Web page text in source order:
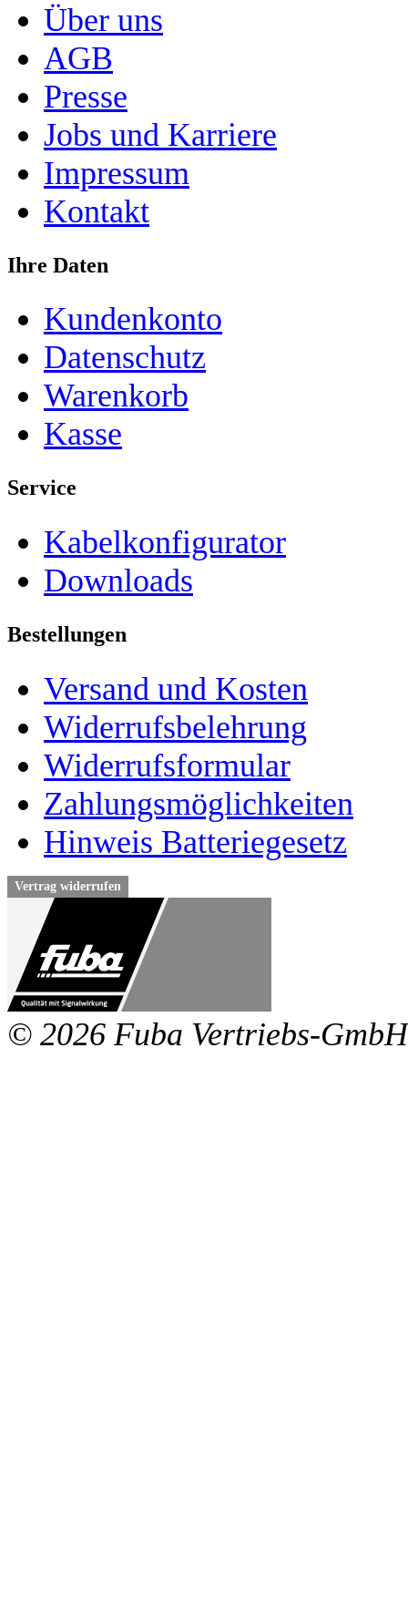
Über uns
AGB
Presse
Jobs und Karriere
Impressum
Kontakt
Ihre Daten
Kundenkonto
Datenschutz
Warenkorb
Kasse
Service
Kabelkonfigurator
Downloads
Bestellungen
Versand und Kosten
Widerrufsbelehrung
Widerrufsformular
Zahlungsmöglichkeiten
Hinweis Batteriegesetz
Vertrag widerrufen
© 2026 Fuba Vertriebs-GmbH